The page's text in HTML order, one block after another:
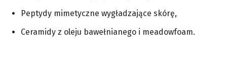
Peptydy mimetyczne wygładzające skórę,
Ceramidy z oleju bawełnianego i meadowfoam.